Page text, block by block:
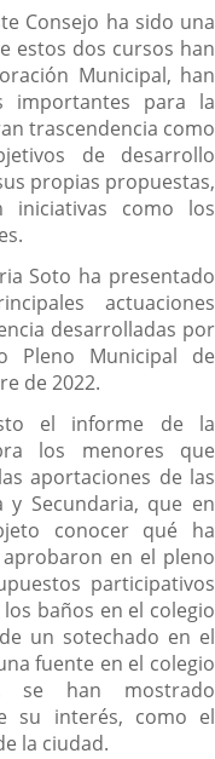
Consejo ha sido una
estos dos cursos han
Municipal, han
importantes para la
trascendencia como
de desarrollo
propias propuestas,
como los
Soto ha presentado
actuaciones
desarrolladas por
Pleno Municipal de
de 2022.
el informe de la
los menores que
aportaciones de las
y Secundaria, que en
conocer qué ha
en el pleno
participativos
baños en el colegio
un sotechado en el
fuente en el colegio
se han mostrado
su interés, como el
la ciudad.